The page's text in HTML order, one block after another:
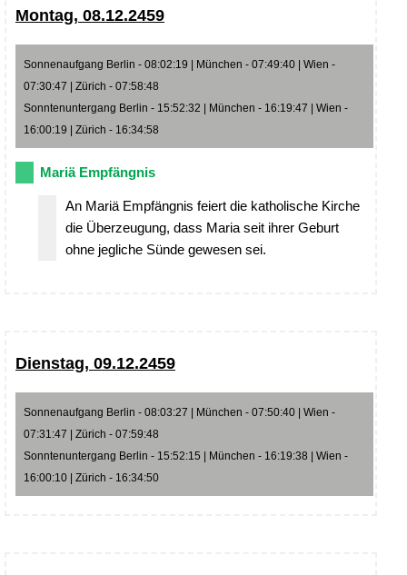
Montag, 08.12.2459
Sonnenaufgang Berlin - 08:02:19 | München - 07:49:40 | Wien -
07:30:47 | Zürich - 07:58:48
Sonntenuntergang Berlin - 15:52:32 | München - 16:19:47 | Wien -
16:00:19 | Zürich - 16:34:58
Mariä Empfängnis
An Mariä Empfängnis feiert die katholische Kirche
die Überzeugung, dass Maria seit ihrer Geburt
ohne jegliche Sünde gewesen sei.
Dienstag, 09.12.2459
Sonnenaufgang Berlin - 08:03:27 | München - 07:50:40 | Wien -
07:31:47 | Zürich - 07:59:48
Sonntenuntergang Berlin - 15:52:15 | München - 16:19:38 | Wien -
16:00:10 | Zürich - 16:34:50